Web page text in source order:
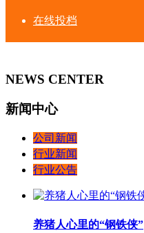
在线投档
NEWS CENTER
新闻中心
公司新闻
行业新闻
行业公告
养猪人心里的“钢铁侠”